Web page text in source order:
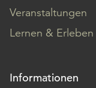
Veranstaltungen
Lernen & Erleben
Informationen